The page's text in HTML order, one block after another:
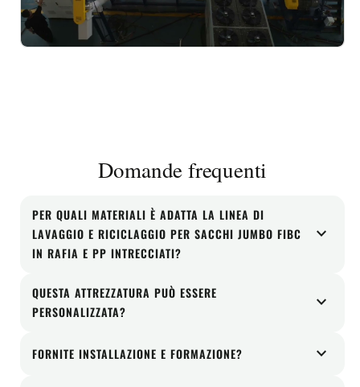
Domande frequenti
PER QUALI MATERIALI È ADATTA LA LINEA DI
LAVAGGIO E RICICLAGGIO PER SACCHI JUMBO FIBC
IN RAFIA E PP INTRECCIATI?
expand_more
La linea di lavaggio e riciclaggio per sacchi jumbo
in rafia e FIBC (Fixed Insulated Bag) in PP tessuto
livello di contaminazione e agli obiettivi di
QUESTA ATTREZZATURA PUÒ ESSERE
PERSONALIZZATA?
expand_more
parti soggette a usura e i componenti di supporto
FORNITE INSTALLAZIONE E FORMAZIONE? expand_more